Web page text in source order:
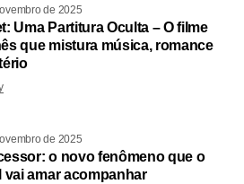
de 2025
Uma Partitura Oculta – O filme
que mistura música, romance
de 2025
o novo fenômeno que o
vai amar acompanhar